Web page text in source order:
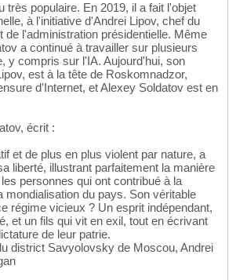
très populaire. En 2019, il a fait l'objet
à l'initiative d'Andrei Lipov, chef du
de l'administration présidentielle. Même
a continué à travailler sur plusieurs
y compris sur l'IA. Aujourd'hui, son
est à la tête de Roskomnadzor,
d'Internet, et Alexey Soldatov est en
écrit :
et de plus en plus violent par nature, a
liberté, illustrant parfaitement la manière
personnes qui ont contribué à la
mondialisation du pays. Son véritable
régime vicieux ? Un esprit indépendant,
et un fils qui vit en exil, tout en écrivant
de leur patrie.
district Savyolovsky de Moscou, Andrei